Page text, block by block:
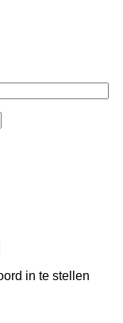
in te stellen